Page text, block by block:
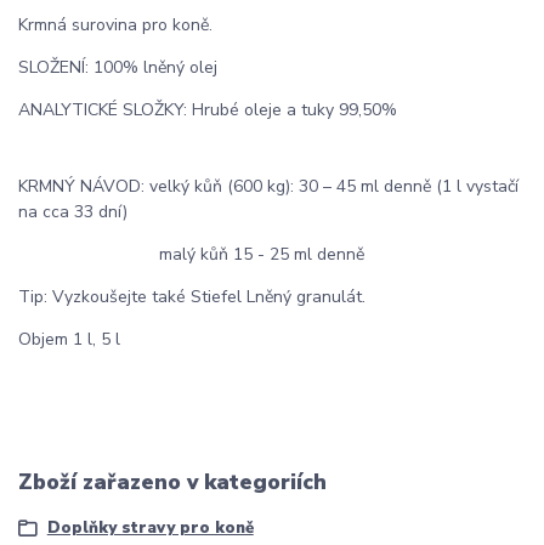
Krmná surovina pro koně.
SLOŽENÍ: 100% lněný olej
ANALYTICKÉ SLOŽKY: Hrubé oleje a tuky 99,50%
KRMNÝ NÁVOD: velký kůň (600 kg): 30 – 45 ml denně (1 l vystačí
na cca 33 dní)
malý kůň 15 - 25 ml denně
Tip: Vyzkoušejte také Stiefel Lněný granulát.
Objem 1 l, 5 l
Zboží zařazeno v kategoriích
Doplňky stravy pro koně